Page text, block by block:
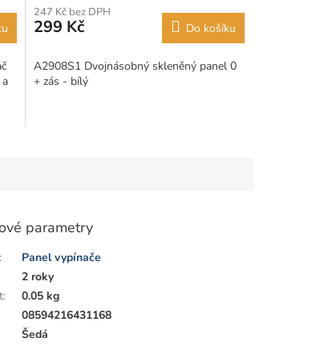
247 Kč bez DPH
299 Kč Do košíku
A2908S1 Dvojnásobný skleněný panel 0
+ zás - bílý
parametry
:
Panel vypínače
2 roky
:
0.05 kg
08594216431168
Šedá